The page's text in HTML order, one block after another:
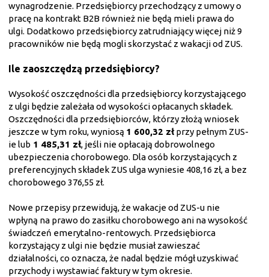
wynagrodzenie. Przedsiębiorcy przechodzący z umowy o
pracę na kontrakt B2B również nie będą mieli prawa do
ulgi. Dodatkowo przedsiębiorcy zatrudniający więcej niż 9
pracowników nie będą mogli skorzystać z wakacji od ZUS.
Ile zaoszczędzą przedsiębiorcy?
Wysokość oszczędności dla przedsiębiorcy korzystającego
z ulgi będzie zależała od wysokości opłacanych składek.
Oszczędności dla przedsiębiorców, którzy złożą wniosek
jeszcze w tym roku, wyniosą 1 600,32 złprzy pełnym ZUS-
ie lub 1 485,31 zł, jeśli nie opłacają dobrowolnego
ubezpieczenia chorobowego. Dla osób korzystających z
preferencyjnych składek ZUS ulga wyniesie 408,16 zł, a bez
chorobowego 376,55 zł.
Nowe przepisy przewidują, że wakacje od ZUS-u nie
wpłyną na prawo do zasiłku chorobowego ani na wysokość
świadczeń emerytalno-rentowych. Przedsiębiorca
korzystający z ulgi nie będzie musiał zawieszać
działalności, co oznacza, że nadal będzie mógł uzyskiwać
przychody i wystawiać faktury w tym okresie.